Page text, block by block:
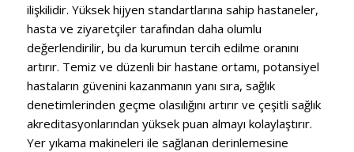
ilişkilidir. Yüksek hijyen standartlarına sahip hastaneler,
hasta ve ziyaretçiler tarafından daha olumlu
değerlendirilir, bu da kurumun tercih edilme oranını
artırır. Temiz ve düzenli bir hastane ortamı, potansiyel
hastaların güvenini kazanmanın yanı sıra, sağlık
denetimlerinden geçme olasılığını artırır ve çeşitli sağlık
akreditasyonlarından yüksek puan almayı kolaylaştırır.
Yer yıkama makineleri ile sağlanan derinlemesine